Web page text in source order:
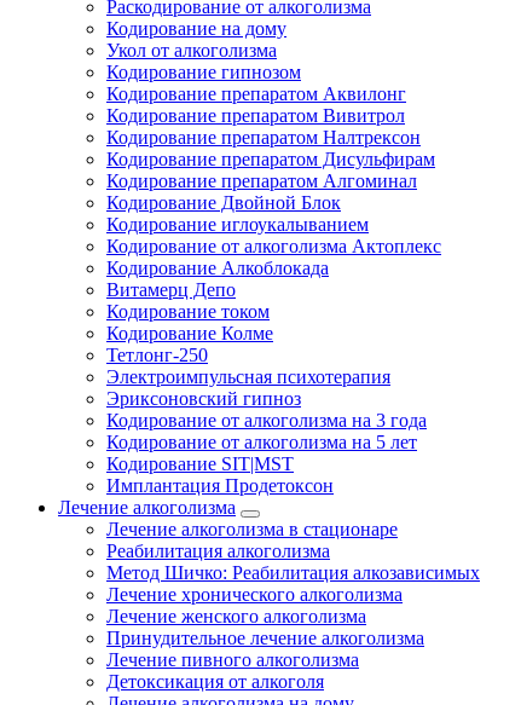
Раскодирование от алкоголизма
Кодирование на дому
Укол от алкоголизма
Кодирование гипнозом
Кодирование препаратом Аквилонг
Кодирование препаратом Вивитрол
Кодирование препаратом Налтрексон
Кодирование препаратом Дисульфирам
Кодирование препаратом Алгоминал
Кодирование Двойной Блок
Кодирование иглоукалыванием
Кодирование от алкоголизма Актоплекс
Кодирование Алкоблокада
Витамерц Депо
Кодирование током
Кодирование Колме
Тетлонг-250
Электроимпульсная психотерапия
Эриксоновский гипноз
Кодирование от алкоголизма на 3 года
Кодирование от алкоголизма на 5 лет
Кодирование SIT|MST
Имплантация Продетоксон
Лечение алкоголизма
Лечение алкоголизма в стационаре
Реабилитация алкоголизма
Метод Шичко: Реабилитация алкозависимых
Лечение хронического алкоголизма
Лечение женского алкоголизма
Принудительное лечение алкоголизма
Лечение пивного алкоголизма
Детоксикация от алкоголя